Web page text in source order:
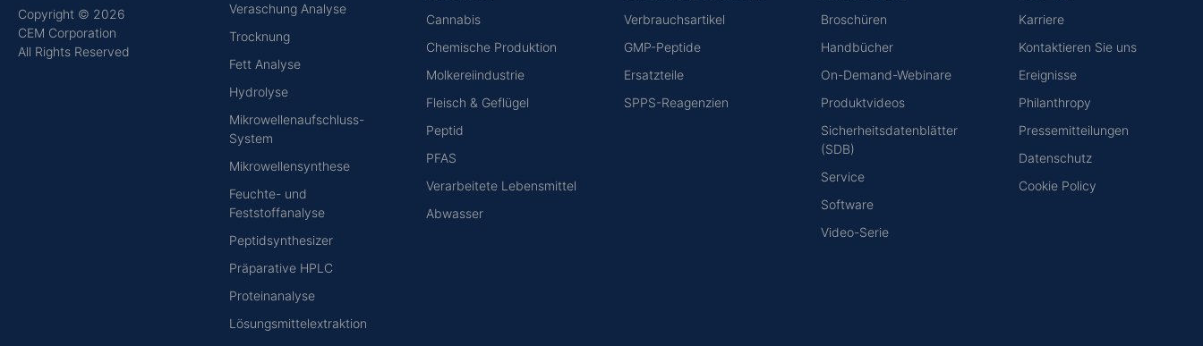
Copyright © 2026
CEM Corporation
All Rights Reserved
Veraschung Analyse
Trocknung
Fett Analyse
Hydrolyse
Mikrowellenaufschluss-
System
Mikrowellensynthese
Feuchte- und
Feststoffanalyse
Peptidsynthesizer
Präparative HPLC
Proteinanalyse
Lösungsmittelextraktion
Cannabis
Chemische Produktion
Molkereiindustrie
Fleisch & Geflügel
Peptid
PFAS
Verarbeitete Lebensmittel
Abwasser
Verbrauchsartikel
GMP-Peptide
Ersatzteile
SPPS-Reagenzien
Broschüren
Handbücher
On-Demand-Webinare
Produktvideos
Sicherheitsdatenblätter
(SDB)
Service
Software
Video-Serie
Karriere
Kontaktieren Sie uns
Ereignisse
Philanthropy
Pressemitteilungen
Datenschutz
Cookie Policy